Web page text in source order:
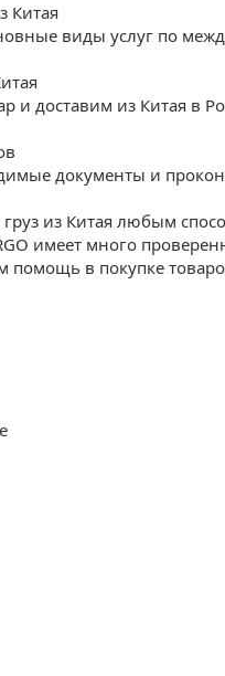
Китая
виды услуг по
и доставим из Китая в
документы и
из Китая любым
имеет много
помощь в покупке